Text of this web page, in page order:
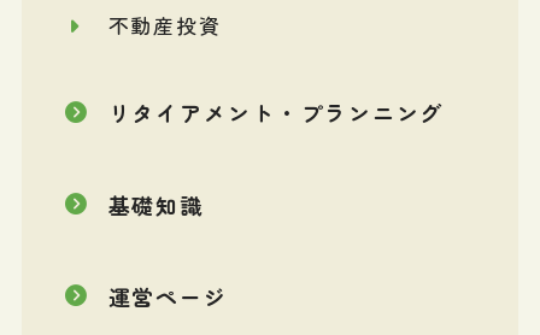
不動産投資
リタイアメント・プランニング
基礎知識
運営ページ